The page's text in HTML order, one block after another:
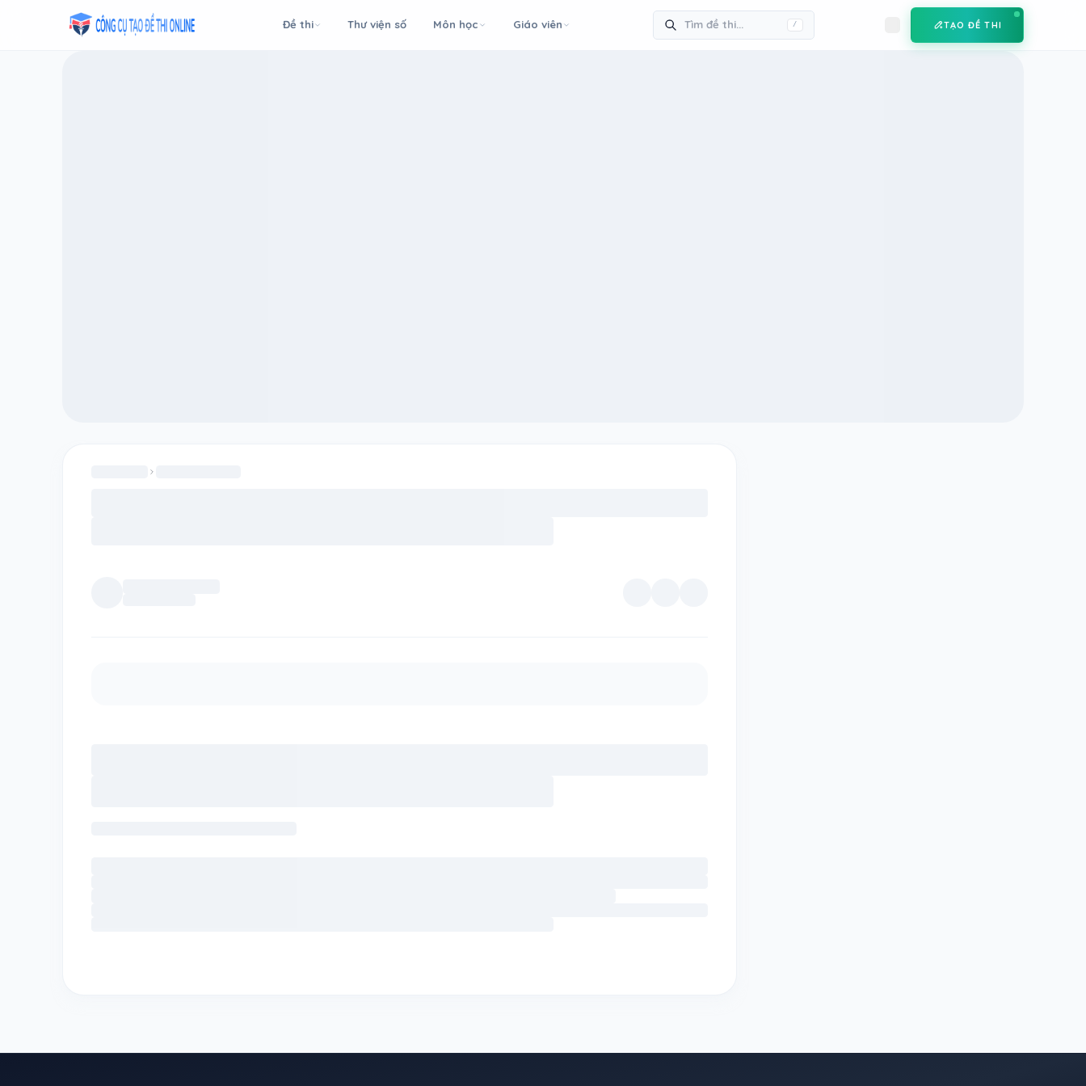
Đề thi Thư viện số Môn học Giáo viên / TẠO ĐỀ THI
Taodethi.xyz - Tạo đề thi Online miễn phí